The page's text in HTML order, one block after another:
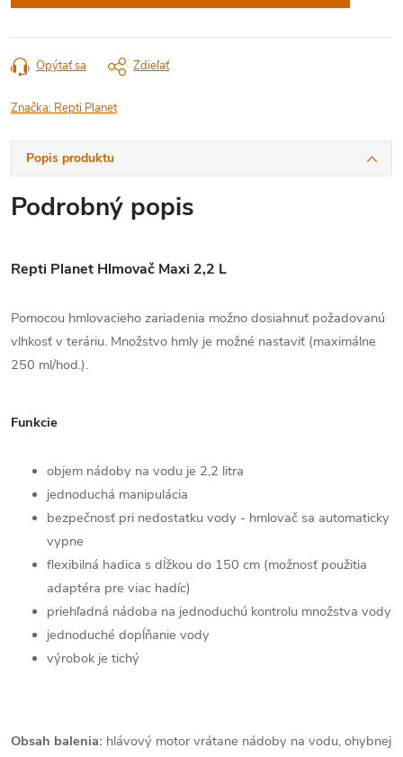
Opýtať sa Zdieľať
Značka: Repti Planet
Popis produktu
Podrobný popis
Repti Planet Hlmovač Maxi 2,2 L
Pomocou hmlovacieho zariadenia možno dosiahnuť požadovanú
vlhkosť v teráriu. Množstvo hmly je možné nastaviť (maximálne
250 ml/hod.).
Funkcie
objem nádoby na vodu je 2,2 litra
jednoduchá manipulácia
bezpečnosť pri nedostatku vody - hmlovač sa automaticky
vypne
flexibilná hadica s dĺžkou do 150 cm (možnosť použitia
adaptéra pre viac hadíc)
priehľadná nádoba na jednoduchú kontrolu množstva vody
jednoduché dopĺňanie vody
výrobok je tichý
Obsah balenia: hlávový motor vrátane nádoby na vodu, ohybnej